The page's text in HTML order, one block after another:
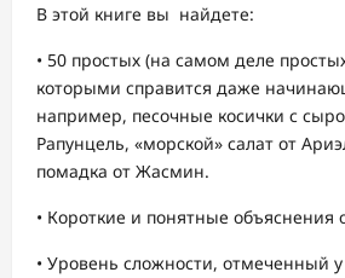
В этой книге вы найдете:
• 50 простых (на самом деле
которыми справится даже
например, песочные косички с
Рапунцель, «морской» салат от
помадка от Жасмин.
• Короткие и понятные объяснения
• Уровень сложности, отмеченный